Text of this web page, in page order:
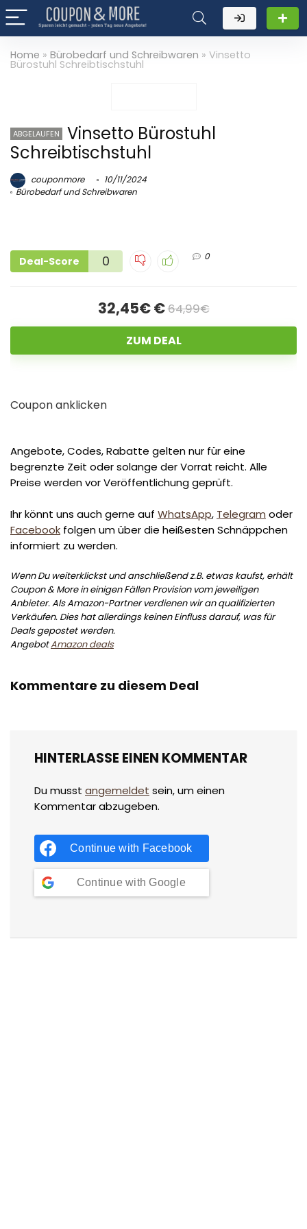
Home » Bürobedarf und Schreibwaren » Vinsetto
Bürostuhl Schreibtischstuhl
ABGELAUFEN
Vinsetto Bürostuhl
Schreibtischstuhl
couponmore
10/11/2024
Bürobedarf und Schreibwaren
Deal-Score 0 0
32,45€ €64,99€
ZUM DEAL
Coupon anklicken
Angebote, Codes, Rabatte gelten nur für eine
begrenzte Zeit oder solange der Vorrat reicht. Alle
Preise werden vor Veröffentlichung geprüft.
Ihr könnt uns auch gerne auf WhatsApp, Telegram oder
Facebook folgen um über die heißesten Schnäppchen
informiert zu werden.
Wenn Du weiterklickst und anschließend z.B. etwas kaufst, erhält
Coupon & More in einigen Fällen Provision vom jeweiligen
Anbieter. Als Amazon-Partner verdienen wir an qualifizierten
Verkäufen. Dies hat allerdings keinen Einfluss darauf, was für
Deals gepostet werden.
AngebotAmazon deals
Kommentare zu diesem Deal
HINTERLASSE EINEN KOMMENTAR
Du musst angemeldet sein, um einen
Kommentar abzugeben.
Continue with Facebook
Continue with Google